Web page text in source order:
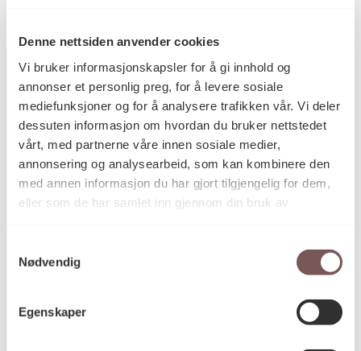
Denne nettsiden anvender cookies
Vi bruker informasjonskapsler for å gi innhold og
annonser et personlig preg, for å levere sosiale
mediefunksjoner og for å analysere trafikken vår. Vi deler
dessuten informasjon om hvordan du bruker nettstedet
vårt, med partnerne våre innen sosiale medier,
annonsering og analysearbeid, som kan kombinere den
med annen informasjon du har gjort tilgjengelig for dem,
eller som de har samlet inn gjennom din bruk av
Nødvendig
Egenskaper
Postadresse
Postboks 6994
St. Olavs plass
post@koro.no